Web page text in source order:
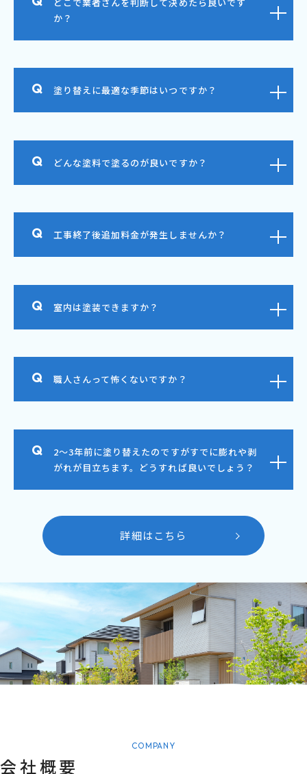
か？
塗り替えに最適な季節はいつですか？
どんな塗料で塗るのが良いですか？
工事終了後追加料金が発生しませんか？
室内は塗装できますか？
職人さんって怖くないですか？
2～3年前に塗り替えたのですがすでに膨れや剥
がれが目立ちます。どうすれば良いでしょう？
詳細はこちら
COMPANY
会社概要